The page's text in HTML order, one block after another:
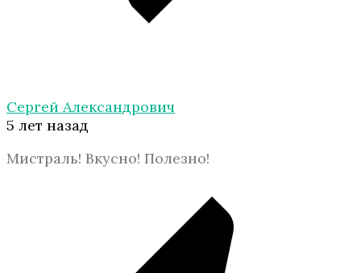
Сергей Александрович
5 лет назад
Мистраль! Вкусно! Полезно!